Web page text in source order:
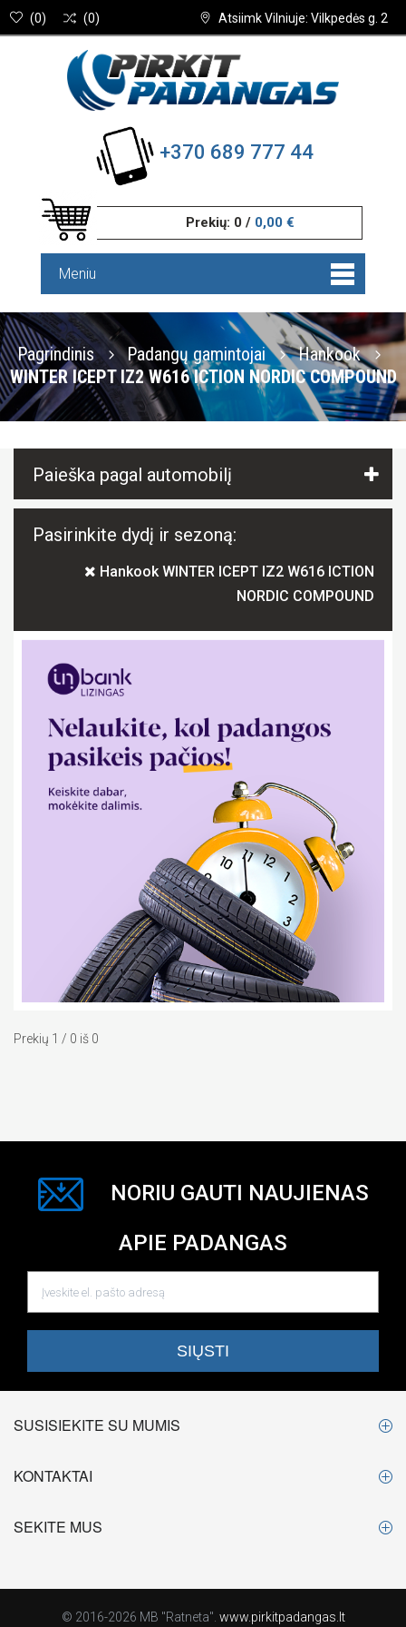
Atsiimk Vilniuje: Vilkpedės g. 2
(0) (0)
+370 689 777 44
Prekių: 0 / 0,00 €
Meniu
Pagrindinis Padangų gamintojai
Hankook
WINTER ICEPT IZ2 W616 ICTION NORDIC COMPOUND
Paieška pagal automobilį
Pasirinkite dydį ir sezoną:
Hankook WINTER ICEPT IZ2 W616 ICTION
NORDIC COMPOUND
Prekių 1 / 0 iš 0
NORIU GAUTI NAUJIENAS
APIE PADANGAS
SUSISIEKITE SU MUMIS
KONTAKTAI
SEKITE MUS
© 2016-2026 MB "Ratneta". www.pirkitpadangas.lt